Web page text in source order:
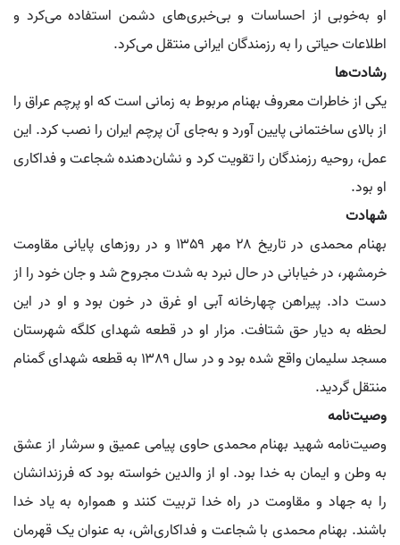
او به‌خوبی از احساسات و بی‌خبری‌های دشمن استفاده می‌کرد و
اطلاعات حیاتی را به رزمندگان ایرانی منتقل می‌کرد.
رشادت‌ها
یکی از خاطرات معروف بهنام مربوط به زمانی است که او پرچم عراق را
از بالای ساختمانی پایین آورد و به‌جای آن پرچم ایران را نصب کرد. این
عمل، روحیه رزمندگان را تقویت کرد و نشان‌دهنده شجاعت و فداکاری
او بود.
شهادت
بهنام محمدی در تاریخ ۲۸ مهر ۱۳۵۹ و در روزهای پایانی مقاومت
خرمشهر، در خیابانی در حال نبرد به شدت مجروح شد و جان خود را از
دست داد. پیراهن چهارخانه آبی او غرق در خون بود و او در این
لحظه به دیار حق شتافت. مزار او در قطعه شهدای کلگه شهرستان
مسجد سلیمان واقع شده بود و در سال ۱۳۸۹ به قطعه شهدای گمنام
منتقل گردید.
وصیت‌نامه
وصیت‌نامه شهید بهنام محمدی حاوی پیامی عمیق و سرشار از عشق
به وطن و ایمان به خدا بود. او از والدین خواسته بود که فرزندانشان
را به جهاد و مقاومت در راه خدا تربیت کنند و همواره به یاد خدا
باشند. بهنام محمدی با شجاعت و فداکاری‌اش، به عنوان یک قهرمان